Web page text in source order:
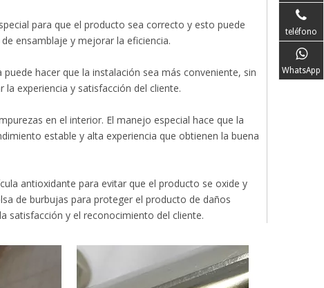
para que el producto sea correcto y esto puede
ensamblaje y mejorar la eficiencia.
hacer que la instalación sea más conveniente, sin
experiencia y satisfacción del cliente.
en el interior. El manejo especial hace que la
estable y alta experiencia que obtienen la buena
antioxidante para evitar que el producto se oxide y
de burbujas para proteger el producto de daños
satisfacción y el reconocimiento del cliente.
teléfono
WhatsApp